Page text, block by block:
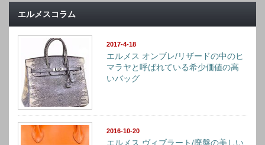
エルメスコラム
2017-4-18
エルメス オンブレ/リザードの中のヒ
マラヤと呼ばれている希少価値の高
いバッグ
2016-10-20
エルメス ヴィブラート/廃盤の美しい